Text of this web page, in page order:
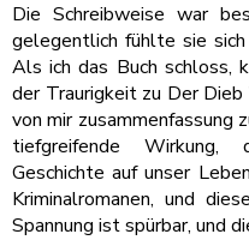
Die Schreibweise war
gelegentlich fühlte sie
Als ich das Buch schloss,
der Traurigkeit zu Der
von mir zusammenfassung
tiefgreifende
Geschichte auf unser
Kriminalromanen, und
Spannung ist spürbar, und